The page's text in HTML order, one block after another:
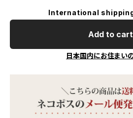
International
Add to cart
日本国内にお住まい